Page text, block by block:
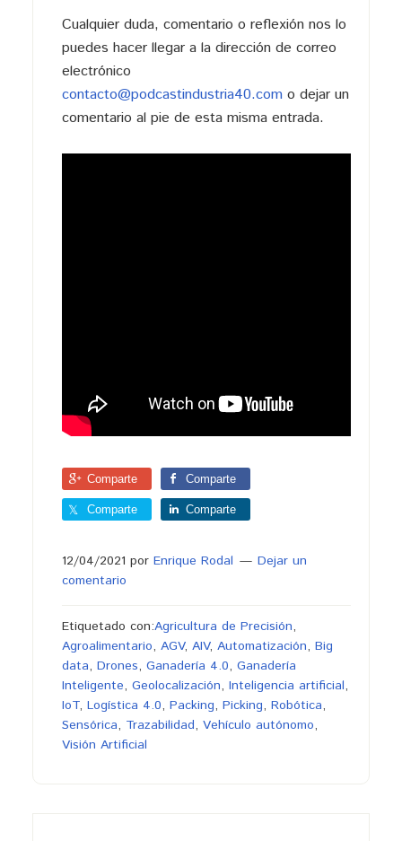
Cualquier duda, comentario o reflexión nos lo
puedes hacer llegar a la dirección de correo
electrónico
contacto@podcastindustria40.como dejar un
comentario al pie de esta misma entrada.
Comparte Comparte
Comparte Comparte
12/04/2021 por Enrique Rodal
Dejar un
comentario
Etiquetado con:Agricultura de Precisión,
Agroalimentario, AGV, AIV, Automatización, Big
data, Drones, Ganadería 4.0, Ganadería
Inteligente, Geolocalización, Inteligencia artificial,
IoT, Logística 4.0, Packing, Picking, Robótica,
Sensórica, Trazabilidad, Vehículo autónomo,
Visión Artificial